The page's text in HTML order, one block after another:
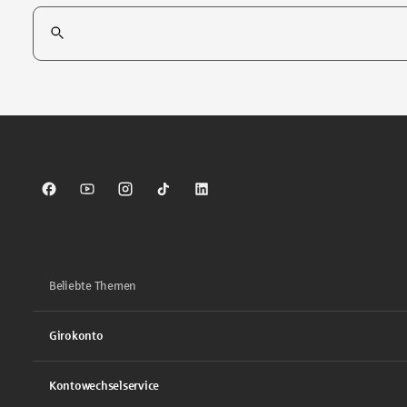
Suchfeld
Sparkasse auf Facebook
Sparkasse auf Youtube
Sparkasse auf Instagram
Sparkasse auf TikTok
Sparkasse auf LinkedIn
Beliebte Themen
Girokonto
Kontowechselservice